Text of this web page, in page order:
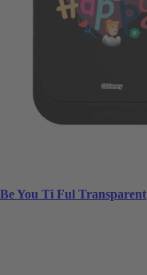
You Ti Ful Transparent